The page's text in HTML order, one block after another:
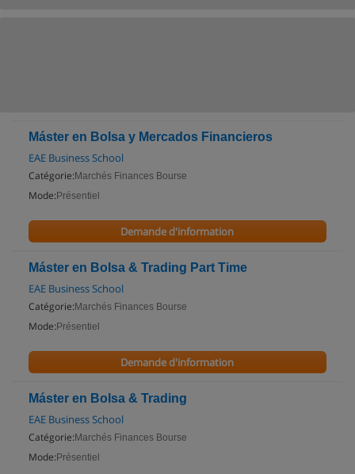
Máster en Bolsa y Mercados Financieros
EAE Business School
Catégorie: Marchés Finances Bourse
Mode: Présentiel
Demande d'information
Máster en Bolsa & Trading Part Time
EAE Business School
Catégorie: Marchés Finances Bourse
Mode: Présentiel
Demande d'information
Máster en Bolsa & Trading
EAE Business School
Catégorie: Marchés Finances Bourse
Mode: Présentiel